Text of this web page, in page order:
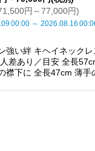
円 ～77,000円)
00:00 ～ 2026.08.16
強い絆 キヘイネック
差あり／目安 全長
襟下に 全長47cm 薄手